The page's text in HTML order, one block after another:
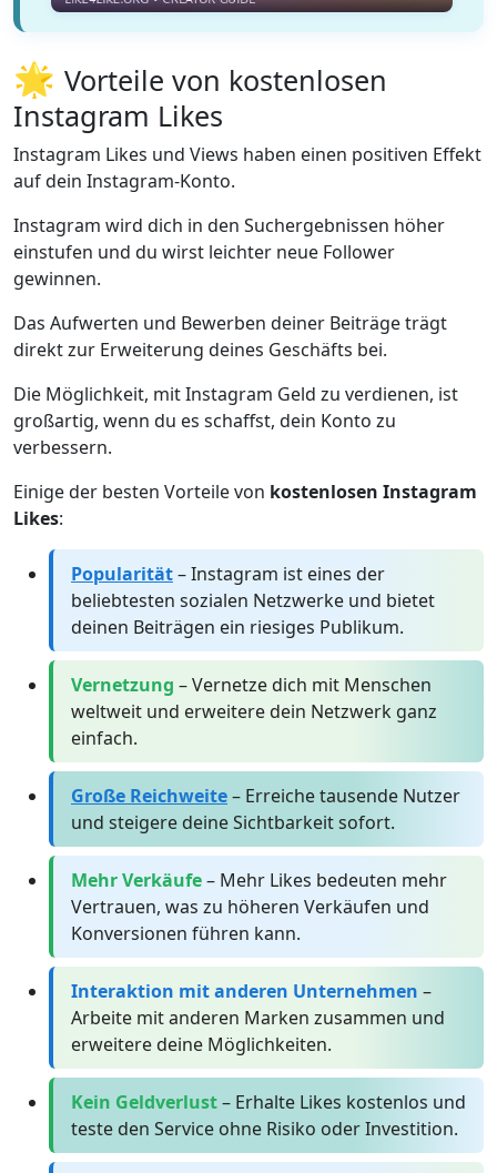
🌟 Vorteile von kostenlosen
Instagram Likes
Instagram Likes und Views haben einen positiven Effekt
auf dein Instagram-Konto.
Instagram wird dich in den Suchergebnissen höher
einstufen und du wirst leichter neue Follower
gewinnen.
Das Aufwerten und Bewerben deiner Beiträge trägt
direkt zur Erweiterung deines Geschäfts bei.
Die Möglichkeit, mit Instagram Geld zu verdienen, ist
großartig, wenn du es schaffst, dein Konto zu
verbessern.
Einige der besten Vorteile von kostenlosen Instagram
Likes:
Popularität– Instagram ist eines der
beliebtesten sozialen Netzwerke und bietet
deinen Beiträgen ein riesiges Publikum.
Vernetzung – Vernetze dich mit Menschen
weltweit und erweitere dein Netzwerk ganz
einfach.
Große Reichweite– Erreiche tausende Nutzer
und steigere deine Sichtbarkeit sofort.
Mehr Verkäufe– Mehr Likes bedeuten mehr
Vertrauen, was zu höheren Verkäufen und
Konversionen führen kann.
Interaktion mit anderen Unternehmen –
Arbeite mit anderen Marken zusammen und
erweitere deine Möglichkeiten.
Kein Geldverlust– Erhalte Likes kostenlos und
teste den Service ohne Risiko oder Investition.